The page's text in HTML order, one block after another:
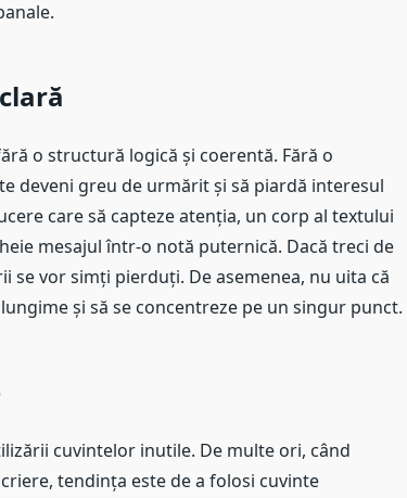
o structură logică și coerentă. Fără o
deveni greu de urmărit și să piardă interesul
care să capteze atenția, un corp al textului
mesajul într-o notă puternică. Dacă treci de
se vor simți pierduți. De asemenea, nu uita că
și să se concentreze pe un singur punct.
cuvintelor inutile. De multe ori, când
tendința este de a folosi cuvinte